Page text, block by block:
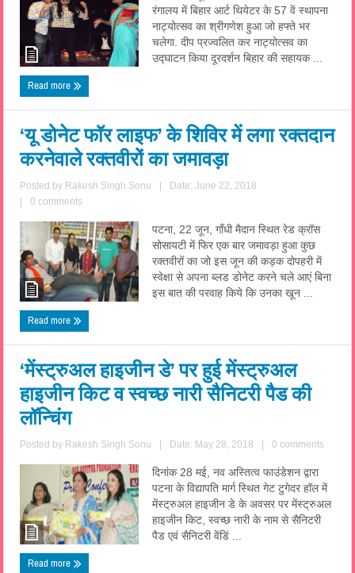
रंगालय में बिहार आर्ट थियेटर के 57 वें स्थापना
नाट्योत्सव का श्रीगणेश हुआ जो हफ्ते भर
चलेगा. दीप प्रज्वलित कर नाट्योत्सव का
उद्घाटन किया दूरदर्शन बिहार की सहायक ...
Read more
‘यू डोनेट फॉर लाइफ’ के शिविर में लगा रक्तदान
करनेवाले रक्तवीरों का जमावड़ा
Posted by Rakesh Singh Sonu
Date: June 22, 2018
0 comments
पटना, 22 जून, गाँधी मैदान स्थित रेड क्रॉस
सोसायटी में फिर एक बार जमावड़ा हुआ कुछ
रक्तवीरों का जो इस जून की कड़क दोपहरी में
स्वेक्षा से अपना ब्लड डोनेट करने चले आएं बिना
इस बात की परवाह किये कि उनका खून ...
Read more
‘मेंस्ट्रुअल हाइजीन डे’ पर हुई मेंस्ट्रुअल
हाइजीन किट व स्वच्छ नारी सैनिटरी पैड की
लॉन्चिंग
Posted by Rakesh Singh Sonu Date: May 28, 2018 0 comments
दिनांक 28 मई, नव अस्तित्व फाउंडेशन द्वारा
पटना के विद्यापति मार्ग स्थित गेट टुगेदर हॉल में
मेंस्ट्रुअल हाइजीन डे के अवसर पर मेंस्ट्रुअल
हाइजीन किट, स्वच्छ नारी के नाम से सैनिटरी
पैड एवं सैनिटरी वेंडिं ...
Read more